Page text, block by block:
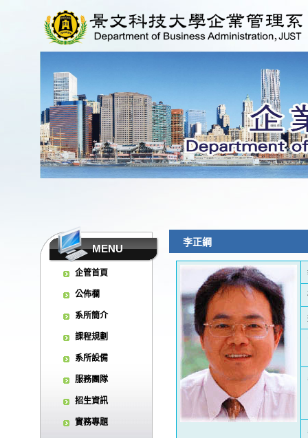
MENU
企管首頁
公佈欄
系所簡介
課程規劃
系所設備
服務團隊
招生資訊
實務專題
李正綱